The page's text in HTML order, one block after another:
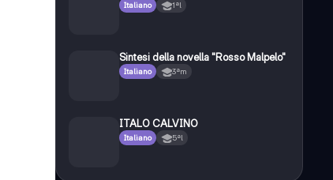
Italiano 1ªl
Sintesi della novella "Rosso Malpelo"
Italiano 3ªm
ITALO CALVINO
Italiano 5ªl